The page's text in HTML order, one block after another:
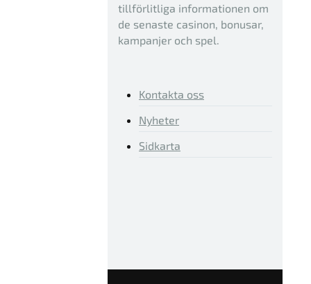
tillförlitliga informationen om
de senaste casinon, bonusar,
kampanjer och spel.
Kontakta oss
Nyheter
Sidkarta